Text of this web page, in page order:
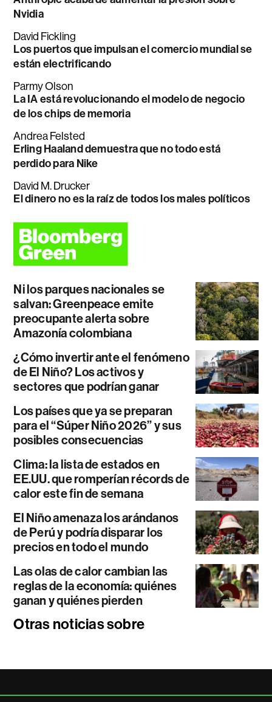
Nvidia
David Fickling
Los puertos que impulsan el comercio mundial se
están electrificando
Parmy Olson
La IA está revolucionando el modelo de negocio
de los chips de memoria
Andrea Felsted
Erling Haaland demuestra que no todo está
perdido para Nike
David M. Drucker
El dinero no es la raíz de todos los males políticos
Ni los parques nacionales se
salvan: Greenpeace emite
preocupante alerta sobre
Amazonía colombiana
¿Cómo invertir ante el fenómeno
de El Niño? Los activos y
sectores que podrían ganar
Los países que ya se preparan
para el “Súper Niño 2026” y sus
posibles consecuencias
Clima: la lista de estados en
EE.UU. que romperían récords de
calor este fin de semana
El Niño amenaza los arándanos
de Perú y podría disparar los
precios en todo el mundo
Las olas de calor cambian las
reglas de la economía: quiénes
ganan y quiénes pierden
Otras noticias sobre